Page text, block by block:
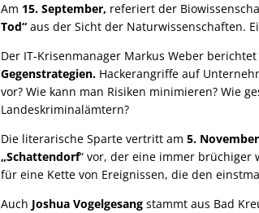
Am 15. September, referiert der
Tod“ aus der Sicht der Naturwissenschaften.
Der IT-Krisenmanager Markus Weber berichtet
Gegenstrategien. Hackerangriffe auf
vor? Wie kann man Risiken minimieren? Wie
Landeskriminalämtern?
Die literarische Sparte vertritt am 5. November
„Schattendorf“ vor, der eine immer brüchiger
für eine Kette von Ereignissen, die den
Auch Joshua Vogelgesang stammt aus Bad